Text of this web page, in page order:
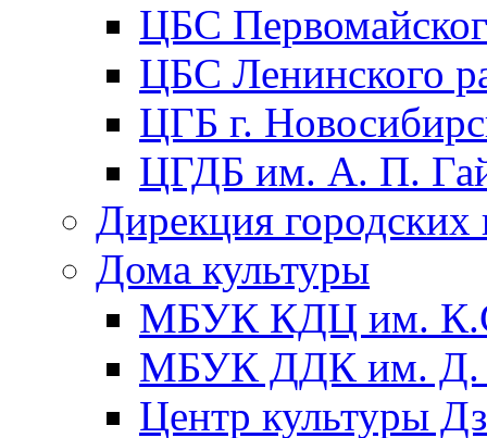
ЦБС
ЦБС Ленинского
ЦГБ г.
ЦГДБ им. А. П.
Дирекция городских
Дома культуры
МБУК КДЦ им.
МБУК ДДК им. Д.
Центр культуры